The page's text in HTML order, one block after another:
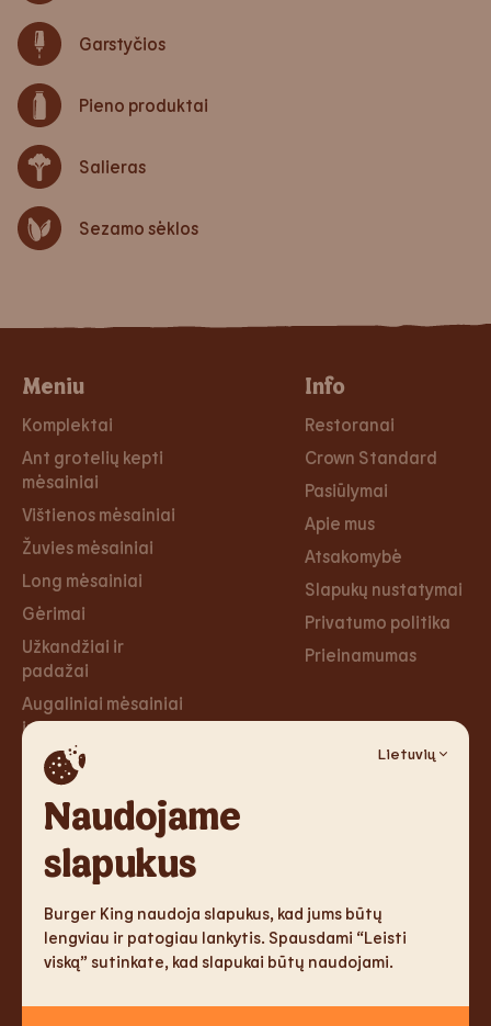
Naudojame
slapukus
Lietuvių
Burger King naudoja slapukus, kad jums būtų
lengviau ir patogiau lankytis. Spausdami “Leisti
viską” sutinkate, kad slapukai būtų naudojami.
Garstyčios
Pieno produktai
Salieras
Sezamo sėklos
Meniu
Komplektai
Ant grotelių kepti
mėsainiai
Vištienos mėsainiai
Žuvies mėsainiai
Long mėsainiai
Gėrimai
Užkandžiai ir
padažai
Augaliniai mėsainiai
ir tortilijos
Desertai
Info
Restoranai
Crown Standard
Pasiūlymai
Apie mus
Atsakomybė
Slapukų nustatymai
Privatumo politika
Prieinamumas
Karjera
Karjera
Instagram